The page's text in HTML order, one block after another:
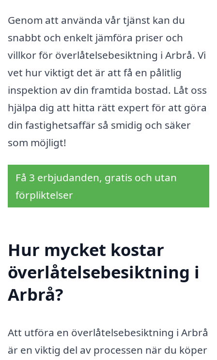
Genom att använda vår tjänst kan du
snabbt och enkelt jämföra priser och
villkor för överlåtelsebesiktning i Arbrå. Vi
vet hur viktigt det är att få en pålitlig
inspektion av din framtida bostad. Låt oss
hjälpa dig att hitta rätt expert för att göra
din fastighetsaffär så smidig och säker
som möjligt!
Få 3 erbjudanden, gratis och utan
förpliktelser
Hur mycket kostar
överlåtelsebesiktning i
Arbrå?
Att utföra en överlåtelsebesiktning i Arbrå
är en viktig del av processen när du köper